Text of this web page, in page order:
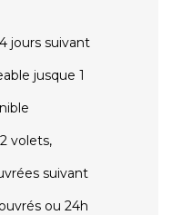
jours suivant
jusque 1
volets,
suivant
ou 24h